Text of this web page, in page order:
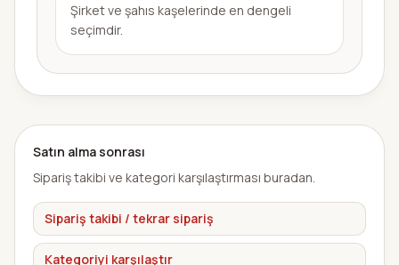
Şirket ve şahıs kaşelerinde en dengeli
seçimdir.
Satın alma sonrası
Sipariş takibi ve kategori karşılaştırması buradan.
Sipariş takibi / tekrar sipariş
Kategoriyi karşılaştır